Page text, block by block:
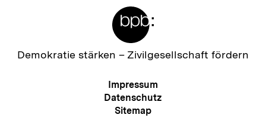
Zur
Demokratie stärken – Zivilgesellschaft fördern
Meta-
Navigation
Impressum
Datenschutz
Sitemap